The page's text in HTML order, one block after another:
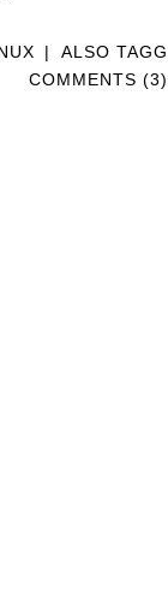
|
ALSO
COMMENTS (3)